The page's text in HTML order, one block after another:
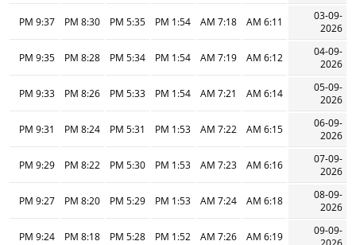
03-09-
2026
6:11 AM
7:18 AM
1:54 PM
5:35 PM
8:30 PM
9:37 PM
04-09-
2026
6:12 AM
7:19 AM
1:54 PM
5:34 PM
8:28 PM
9:35 PM
05-09-
2026
6:14 AM
7:21 AM
1:54 PM
5:33 PM
8:26 PM
9:33 PM
06-09-
2026
6:15 AM
7:22 AM
1:53 PM
5:31 PM
8:24 PM
9:31 PM
07-09-
2026
6:16 AM
7:23 AM
1:53 PM
5:30 PM
8:22 PM
9:29 PM
08-09-
2026
6:18 AM
7:24 AM
1:53 PM
5:29 PM
8:20 PM
9:27 PM
09-09-
6:19 AM
7:26 AM
1:52 PM
5:28 PM
8:18 PM
9:24 PM